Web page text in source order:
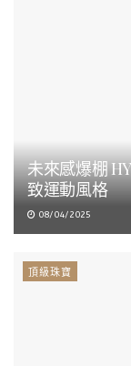
未來感爆棚
致運動風格
08/04/2025
頂級珠寶